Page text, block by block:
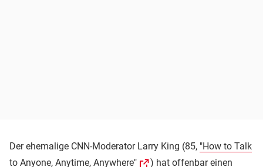
Der ehemalige CNN-Moderator Larry King (85, "How to Talk
to Anyone, Anytime, Anywhere"
) hat offenbar einen